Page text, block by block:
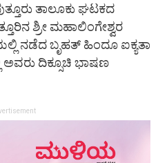
ತಾಲೂಕು ಘಟಕದ
ಶ್ರೀ ಮಹಾಲಿಂಗೇಶ್ವರ
ನಡೆದ ಬೃಹತ್ ಹಿಂದೂ ಐಕ್ಯತಾ
ದಿಕ್ಸೂಚಿ ಭಾಷಣ